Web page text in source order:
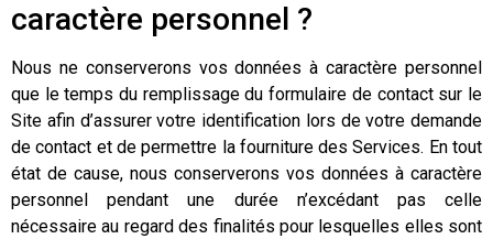
caractère personnel ?
Nous ne conserverons vos données à caractère personnel
que le temps du remplissage du formulaire de contact sur le
Site afin d’assurer votre identification lors de votre demande
de contact et de permettre la fourniture des Services. En tout
état de cause, nous conserverons vos données à caractère
personnel pendant une durée n’excédant pas celle
nécessaire au regard des finalités pour lesquelles elles sont